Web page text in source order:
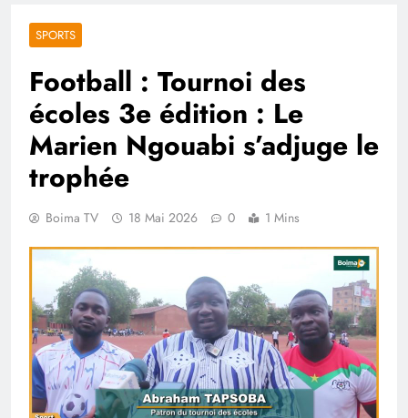
SPORTS
Football : Tournoi des
écoles 3e édition : Le
Marien Ngouabi s’adjuge le
trophée
Boima TV 18 Mai 2026 0 1 Mins